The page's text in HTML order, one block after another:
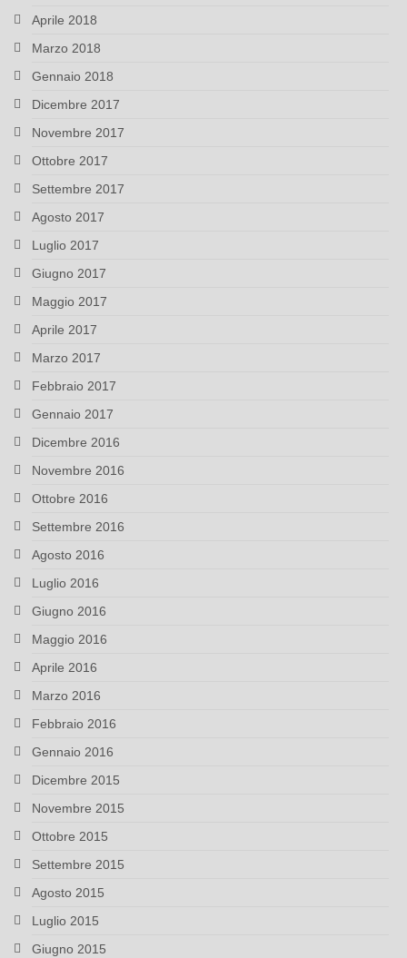
Aprile 2018
Marzo 2018
Gennaio 2018
Dicembre 2017
Novembre 2017
Ottobre 2017
Settembre 2017
Agosto 2017
Luglio 2017
Giugno 2017
Maggio 2017
Aprile 2017
Marzo 2017
Febbraio 2017
Gennaio 2017
Dicembre 2016
Novembre 2016
Ottobre 2016
Settembre 2016
Agosto 2016
Luglio 2016
Giugno 2016
Maggio 2016
Aprile 2016
Marzo 2016
Febbraio 2016
Gennaio 2016
Dicembre 2015
Novembre 2015
Ottobre 2015
Settembre 2015
Agosto 2015
Luglio 2015
Giugno 2015